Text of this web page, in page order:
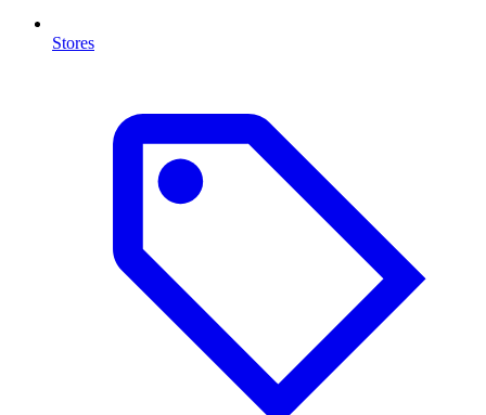
Stores